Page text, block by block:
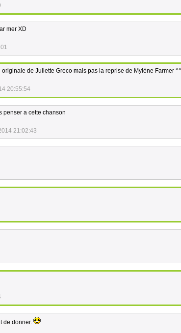
mer XD
de Juliette Greco mais pas la reprise de Mylène Farmer ^^
20:55:54
penser a cette chanson
21:02:43
de donner.